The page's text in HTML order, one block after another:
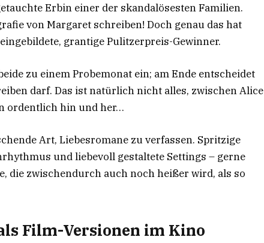
Erbin einer der skandalösesten Familien.
von Margaret schreiben! Doch genau das hat
grantige Pulitzerpreis-Gewinner.
zu einem Probemonat ein; am Ende entscheidet
darf. Das ist natürlich nicht alles, zwischen Alice
ordentlich hin und her…
Art, Liebesromane zu verfassen. Spritzige
und liebevoll gestaltete Settings – gerne
die zwischendurch auch noch heißer wird, als so
Film-Versionen im Kino